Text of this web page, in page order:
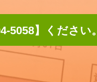
5058】ください。